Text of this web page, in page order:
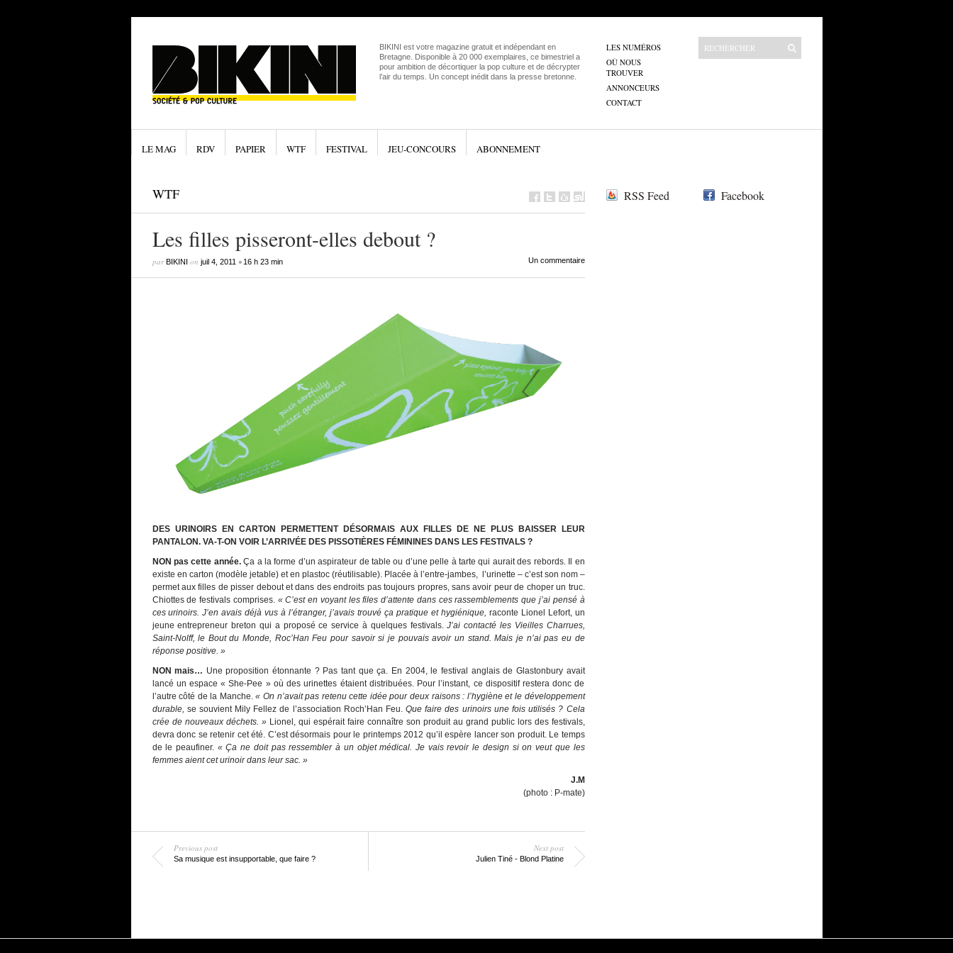
BIKINI est votre magazine gratuit et indépendant en
Bretagne. Disponible à 20 000 exemplaires, ce bimestriel a
pour ambition de décortiquer la pop culture et de décrypter
l’air du temps. Un concept inédit dans la presse bretonne.
LES NUMÉROS
OÙ NOUS
TROUVER
ANNONCEURS
CONTACT
LE MAG RDV PAPIER WTF FESTIVAL JEU-CONCOURS ABONNEMENT
WTF
Les filles pisseront-elles debout ?
parBIKINI on juil 4, 2011• 16 h 23 min Un commentaire
DES URINOIRS EN CARTON PERMETTENT DÉSORMAIS AUX FILLES DE NE PLUS BAISSER LEUR
PANTALON. VA-T-ON VOIR L’ARRIVÉE DES PISSOTIÈRES FÉMININES DANS LES FESTIVALS ?
NON pas cette année.Ça a la forme d’un aspirateur de table ou d’une pelle à tarte qui aurait des rebords. Il en
existe en carton (modèle jetable) et en plastoc (réutilisable). Placée à l’entre-jambes, l’urinette – c’est son nom –
permet aux filles de pisser debout et dans des endroits pas toujours propres, sans avoir peur de choper un truc.
Chiottes de festivals comprises. « C’est en voyant les files d’attente dans ces rassemblements que j’ai pensé à
ces urinoirs. J’en avais déjà vus à l’étranger, j’avais trouvé ça pratique et hygiénique, raconte Lionel Lefort, un
jeune entrepreneur breton qui a proposé ce service à quelques festivals.J’ai contacté les Vieilles Charrues,
Saint-Nolff, le Bout du Monde, Roc’Han Feu pour savoir si je pouvais avoir un stand. Mais je n’ai pas eu de
réponse positive. »
NON mais… Une proposition étonnante ? Pas tant que ça. En 2004, le festival anglais de Glastonbury avait
lancé un espace « She-Pee » où des urinettes étaient distribuées. Pour l’instant, ce dispositif restera donc de
l’autre côté de la Manche.« On n’avait pas retenu cette idée pour deux raisons : l’hygiène et le développement
durable, se souvient Mily Fellez de l’association Roch’Han Feu.Que faire des urinoirs une fois utilisés ? Cela
crée de nouveaux déchets. »Lionel, qui espérait faire connaître son produit au grand public lors des festivals,
devra donc se retenir cet été. C’est désormais pour le printemps 2012 qu’il espère lancer son produit. Le temps
de le peaufiner. « Ça ne doit pas ressembler à un objet médical. Je vais revoir le design si on veut que les
femmes aient cet urinoir dans leur sac. »
J.M
(photo : P-mate)
Previous post
Sa musique est insupportable, que faire ?
Next post
Julien Tiné - Blond Platine
RSS Feed Facebook